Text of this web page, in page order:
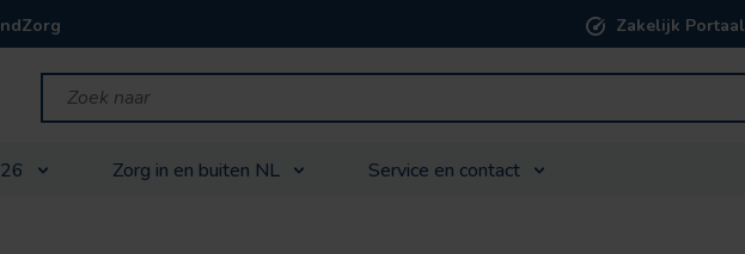
Zakelijk Portaal
Zorg in en buiten NL Service en contact